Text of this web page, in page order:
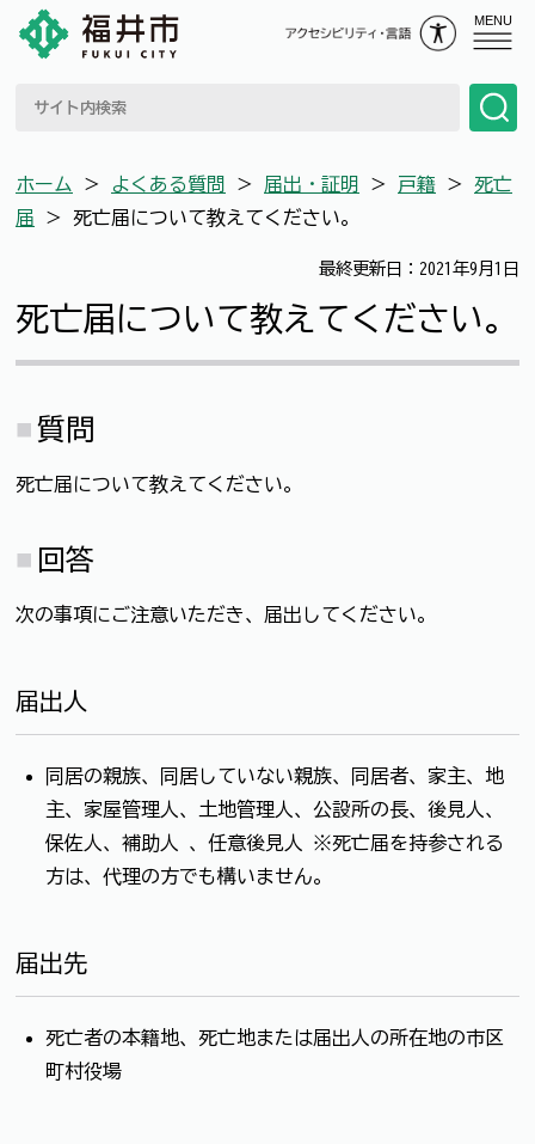
MENU
ホーム ＞ よくある質問 ＞ 届出・証明 ＞ 戸籍 ＞ 死亡
届 ＞ 死亡届について教えてください。
最終更新日：2021年9月1日
死亡届について教えてください。
質問
死亡届について教えてください。
回答
次の事項にご注意いただき、届出してください。
届出人
同居の親族、同居していない親族、同居者、家主、地
主、家屋管理人、土地管理人、公設所の長、後見人、
保佐人、補助人 、任意後見人 ※死亡届を持参される
方は、代理の方でも構いません。
届出先
死亡者の本籍地、死亡地または届出人の所在地の市区
町村役場